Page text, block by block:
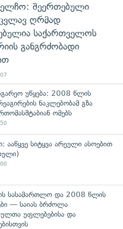
შეერთებული
კვლავ ღრმად
საქართველოს
განგრძობადი
უწყება: 2008 წლის
ნაკლებობამ გზა
ომებს
ააწყვე სიტყვა არეული ასოებით
სასამართლო და 2008 წლის
— საიას ბრძოლა
უფლებებისა და